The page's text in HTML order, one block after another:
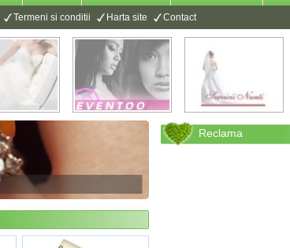
Termeni si conditii Harta site Contact
Reclama